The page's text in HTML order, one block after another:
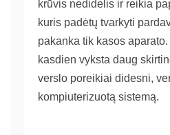
krūvis nedidelis ir reikia
kuris padėtų tvarkyti
pakanka tik kasos
kasdien vyksta daug
verslo poreikiai didesni,
kompiuterizuotą sistemą.